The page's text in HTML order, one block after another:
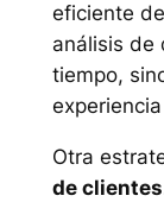
eficiente
análisis de
tiempo,
Otra
de clientes